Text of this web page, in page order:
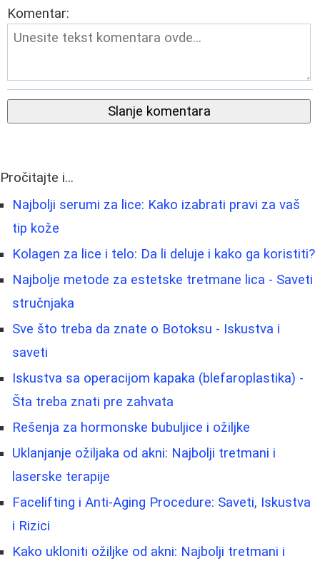
Komentar:
Slanje komentara
Pročitajte i...
Najbolji serumi za lice: Kako izabrati pravi za vaš
tip kože
Kolagen za lice i telo: Da li deluje i kako ga koristiti?
Najbolje metode za estetske tretmane lica - Saveti
stručnjaka
Sve što treba da znate o Botoksu - Iskustva i
saveti
Iskustva sa operacijom kapaka (blefaroplastika) -
Šta treba znati pre zahvata
Rešenja za hormonske bubuljice i ožiljke
Uklanjanje ožiljaka od akni: Najbolji tretmani i
laserske terapije
Facelifting i Anti-Aging Procedure: Saveti, Iskustva
i Rizici
Kako ukloniti ožiljke od akni: Najbolji tretmani i